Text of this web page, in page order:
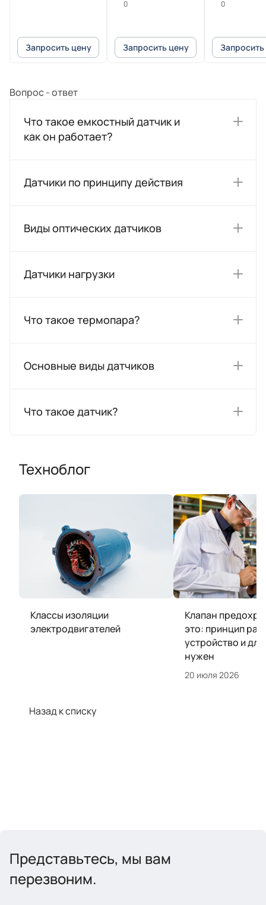
Запросить цену
0
Запросить цену
0
Вопрос - ответ
Что такое емкостный датчик и
как он работает?
Датчики по принципу действия
Виды оптических датчиков
Датчики нагрузки
Что такое термопара?
Основные виды датчиков
Что такое датчик?
Техноблог
Классы изоляции
электродвигателей
Клапан
это: принцип
устройство и
нужен
20 июля 2026
Назад к списку
Представьтесь, мы вам
перезвоним.